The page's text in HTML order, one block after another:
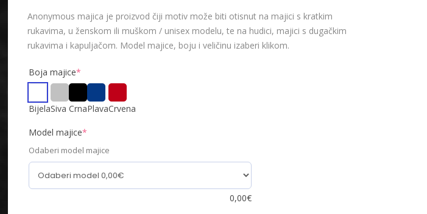
Anonymous majica je proizvod čiji motiv može biti otisnut na majici s kratkim
rukavima, u ženskom ili muškom / unisex modelu, te na hudici, majici s dugačkim
rukavima i kapuljačom. Model majice, boju i veličinu izaberi klikom.
Boja majice*
BijelaSiva CrnaPlavaCrvena
Model majice*
Odaberi model majice
0,00€